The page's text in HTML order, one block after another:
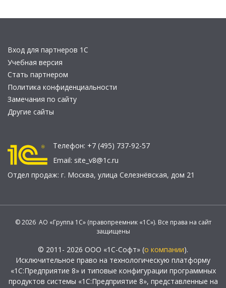
Вход для партнеров 1С
Учебная версия
Стать партнером
Политика конфиденциальности
Замечания по сайту
Другие сайты
Телефон: +7 (495) 737-92-57
Email: site_v8@1c.ru
Отдел продаж: г. Москва, улица Селезнёвская, дом 21
© 2026 АО «Группа 1С» (правопреемник «1С»). Все права на сайт
защищены
© 2011- 2026 ООО «1С-Софт» (о компании).
Исключительное право на технологическую платформу
«1С:Предприятие 8» и типовые конфигурации программных
продуктов системы «1С:Предприятие 8», представленные на